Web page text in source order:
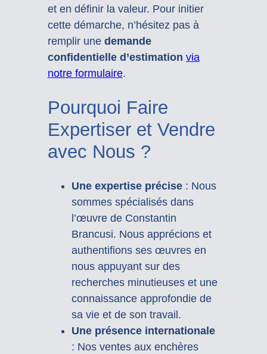
et en définir la valeur. Pour initier
cette démarche, n’hésitez pas à
remplir une demande
confidentielle d’estimation via
notre formulaire.
Pourquoi Faire
Expertiser et Vendre
avec Nous ?
Une expertise précise: Nous
sommes spécialisés dans
l’œuvre de Constantin
Brancusi. Nous apprécions et
authentifions ses œuvres en
nous appuyant sur des
recherches minutieuses et une
connaissance approfondie de
sa vie et de son travail.
Une présence internationale
: Nos ventes aux enchères